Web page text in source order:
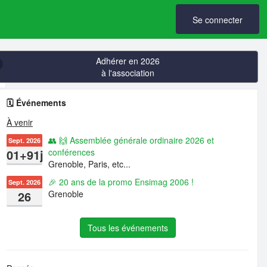
Se connecter
Adhérer en 2026
à l'association
🗓️ Événements
À venir
Sept. 2026
01+91j
👥 🙌 Assemblée générale ordinaire 2026 et
conférences
Grenoble, Paris, etc...
Sept. 2026
26
🎉 20 ans de la promo Ensimag 2006 !
Grenoble
Tous les événements